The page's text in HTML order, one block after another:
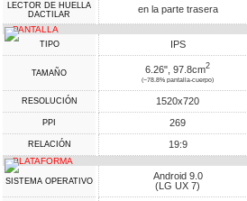
LECTOR DE HUELLA
DACTILAR
en la parte trasera
PANTALLA
TIPO IPS
TAMAÑO 6.26", 97.8cm2
(~78.8% pantalla-cuerpo)
RESOLUCIÓN 1520x720
PPI 269
RELACIÓN 19:9
PLATAFORMA
SISTEMA OPERATIVO
Android 9.0
(LG UX 7)